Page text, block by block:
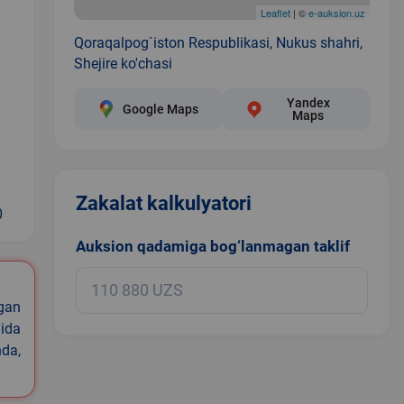
Leaflet| ©e-auksion.uz
Qoraqalpog`iston Respublikasi, Nukus shahri,
Shejire ko'chasi
Google Maps
Yandex
Maps
Zakalat kalkulyatori
Auksion qadamiga bog‘lanmagan taklif